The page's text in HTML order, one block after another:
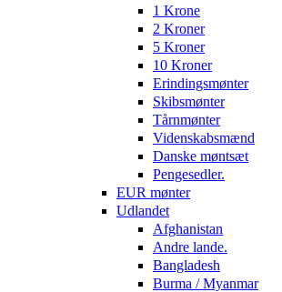
1 Krone
2 Kroner
5 Kroner
10 Kroner
Erindingsmønter
Skibsmønter
Tårnmønter
Videnskabsmænd
Danske møntsæt
Pengesedler.
EUR mønter
Udlandet
Afghanistan
Andre lande.
Bangladesh
Burma / Myanmar